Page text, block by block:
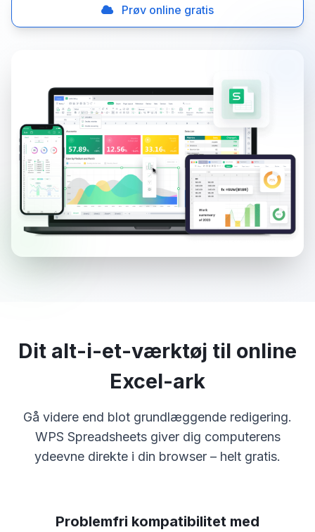
Prøv online gratis
Dit alt-i-et-værktøj til online
Excel-ark
Gå videre end blot grundlæggende redigering.
WPS Spreadsheets giver dig computerens
ydeevne direkte i din browser – helt gratis.
Problemfri kompatibilitet med